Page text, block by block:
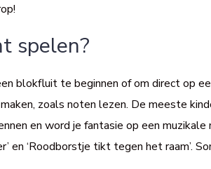
spelen?
blokfluit te beginnen of om direct op
zoals noten lezen. De meeste
en word je fantasie op een
en ‘Roodborstje tikt tegen het raam’.